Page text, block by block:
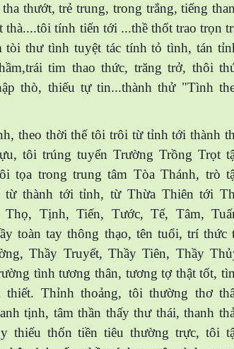
thướt, trẻ trung, trong trắng, tiếng
thà....tôi tính tiến tới ...thề thốt trao trọn
thư tình tuyệt tác tính tỏ tình, tán
tim thao thức, trăng trở, thôi
thò, thiếu tự tin...thành thử "Tình
theo thời thế tôi trôi từ tỉnh tới thành
tôi trúng tuyển Trường Trồng Trọt
tọa trong trung tâm Tòa Thánh, trò
thành tới tỉnh, từ Thừa Thiên tới
Tịnh, Tiến, Tước, Tế, Tâm,
toàn tay thông thạo, tên tuổi, trí thức
Thầy Truyết, Thầy Tiên, Thầy
tình tương thân, tương tợ thật tốt,
thiết. Thỉnh thoảng, tôi thường thơ
tịnh, tâm thần thấy thư thái, thanh
thiếu thốn tiền tiêu thường trực, tôi